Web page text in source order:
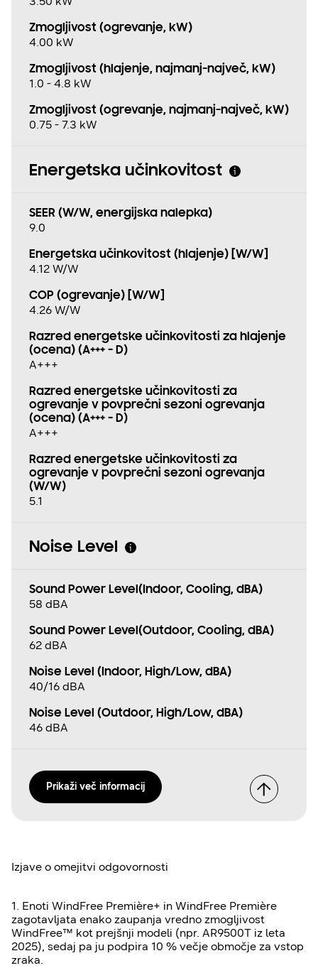
Zmogljivost (ogrevanje, kW)
4.00 kW
Zmogljivost (hlajenje, najmanj−največ, kW)
1.0 - 4.8 kW
Zmogljivost (ogrevanje, najmanj−največ, kW)
0.75 - 7.3 kW
Energetska učinkovitost
SEER (W/W, energijska nalepka)
9.0
Energetska učinkovitost (hlajenje) [W/W]
4.12 W/W
COP (ogrevanje) [W/W]
4.26 W/W
Razred energetske učinkovitosti za hlajenje
(ocena) (A+++ - D)
A+++
Razred energetske učinkovitosti za
ogrevanje v povprečni sezoni ogrevanja
(ocena) (A+++ - D)
A+++
Razred energetske učinkovitosti za
ogrevanje v povprečni sezoni ogrevanja
(W/W)
5.1
Noise Level
Sound Power Level(Indoor, Cooling, dBA)
58 dBA
Sound Power Level(Outdoor, Cooling, dBA)
62 dBA
Noise Level (Indoor, High/Low, dBA)
40/16 dBA
Noise Level (Outdoor, High/Low, dBA)
46 dBA
Prikaži več informacij
Izjave o omejitvi odgovornosti
1. Enoti WindFree Première+ in WindFree Première
zagotavljata enako zaupanja vredno zmogljivost
WindFree™ kot prejšnji modeli (npr. AR9500T iz leta
2025), sedaj pa ju podpira 10 % večje območje za vstop
zraka.